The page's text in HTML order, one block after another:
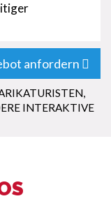
anfordern
,
INTERAKTIVE